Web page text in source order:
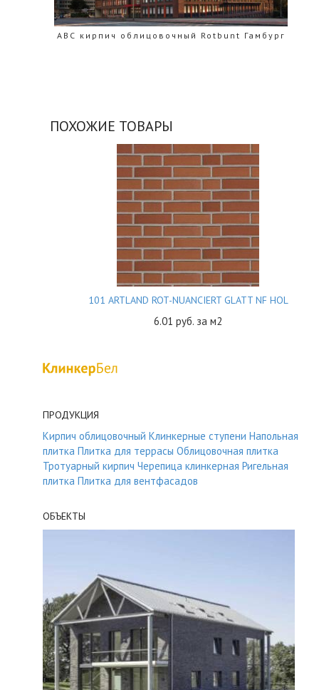
ABC кирпич облицовочный Rotbunt Гамбург
ПОХОЖИЕ ТОВАРЫ
101 ARTLAND ROT-NUANCIERT GLATT NF HOL
6.01 руб. за м2
ПРОДУКЦИЯ
Кирпич облицовочный Клинкерные ступени Напольная
плитка Плитка для террасы Облицовочная плитка
Тротуарный кирпич Черепица клинкерная Ригельная
плитка Плитка для вентфасадов
ОБЪЕКТЫ